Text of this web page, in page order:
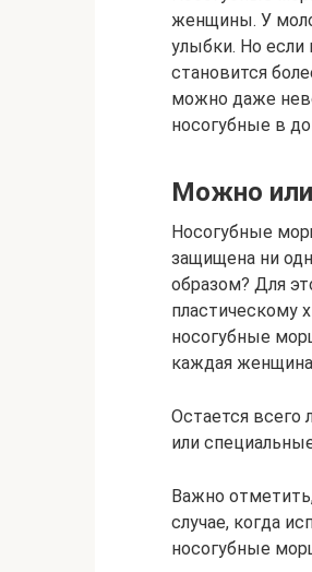
женщины. У
улыбки. Но если
становится
можно даже
носогубные в
Можно
Носогубные
защищена ни
образом? Для
пластическому
носогубные
каждая
Остается всего
или
Важно
случае, когда
носогубные